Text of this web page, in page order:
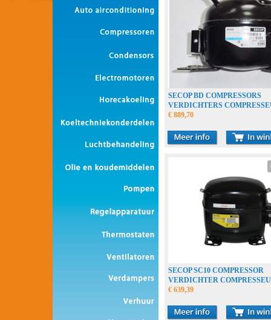
SECOP BD COMPRESSORS
VERDICHTERS
€ 889,70
SECOP SC10 COMPRESSOR
VERDICHTER
€ 639,39